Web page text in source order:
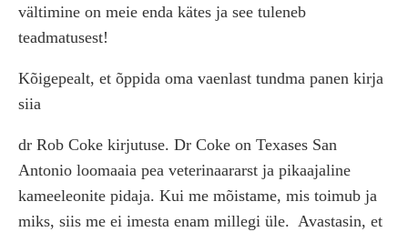
vältimine on meie enda kätes ja see tuleneb
teadmatusest!
Kõigepealt, et õppida oma vaenlast tundma panen kirja
siia
dr Rob Coke kirjutuse. Dr Coke on Texases San
Antonio loomaaia pea veterinaararst ja pikaajaline
kameeleonite pidaja. Kui me mõistame, mis toimub ja
miks, siis me ei imesta enam millegi üle. Avastasin, et